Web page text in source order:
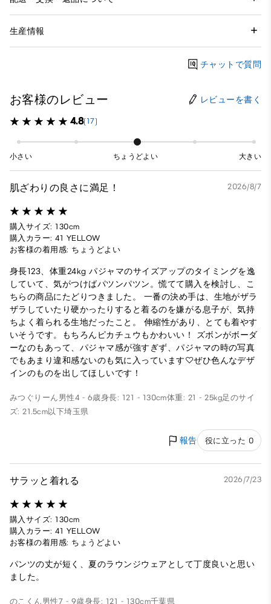
生産情報
チャットで質問
お客様のレビュー レビューを書く
4.8(17)
小さい ちょうどよい 大きい
肌ざわりの良さに満足！ 2026/8/7
購入サイズ: 130cm
購入カラー: 41 YELLOW
お客様の着用感: ちょうどよい
身長123、体重24kg パジャマのサイズアップのタイミングを逸
していて、気がつけばパツンパツン。慌てて購入を検討し、こ
ちらの商品にたどりつきました。 一番の決め手は、生地がザラ
ザラしていたり硬かったりすると着るのを嫌がる息子が、気持
ちよく着られる生地だったこと。 伸縮性があり、とても着やす
いそうです。もちろんピカチュウもかわいい！ ズボンがボーダ
ーなのもあって、パジャマ感が強すぎず、パジャマの時の写真
でもあまり違和感ないのも気に入っています♡ぜひ色んなデザ
インのものを出してほしいです！
みつぐりーん 男性4 - 6歳身長: 121 - 130cm体重: 21 - 25kg足のサイ
ズ: 21.5cm以下埼玉県
報告 役に立った 0
サラッと着れる 2026/7/23
購入サイズ: 130cm
購入カラー: 41 YELLOW
お客様の着用感: ちょうどよい
パンツの丈が短く、夏のラウンジウェアとして丁度良いと思い
ました。
のこくん 男性7 - 9歳身長: 121 - 130cm千葉県